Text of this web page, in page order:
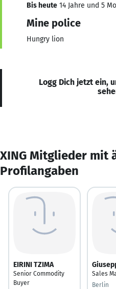
Bis heute 14 Jahre und 5
Mine police
Hungry lion
Logg Dich jetzt ein,
XING Mitglieder mit
Profilangaben
EIRINI TZIMA
Senior Commodity
Buyer
Sales
Berlin